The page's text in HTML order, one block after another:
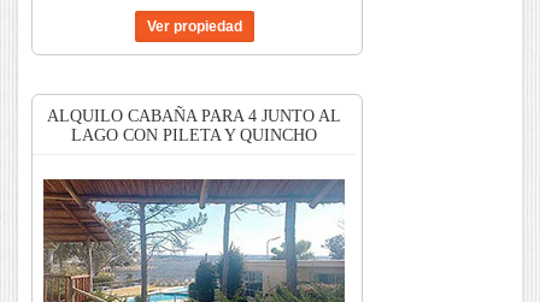
ALQUILO CABAÑA PARA 4 JUNTO AL
LAGO CON PILETA Y QUINCHO